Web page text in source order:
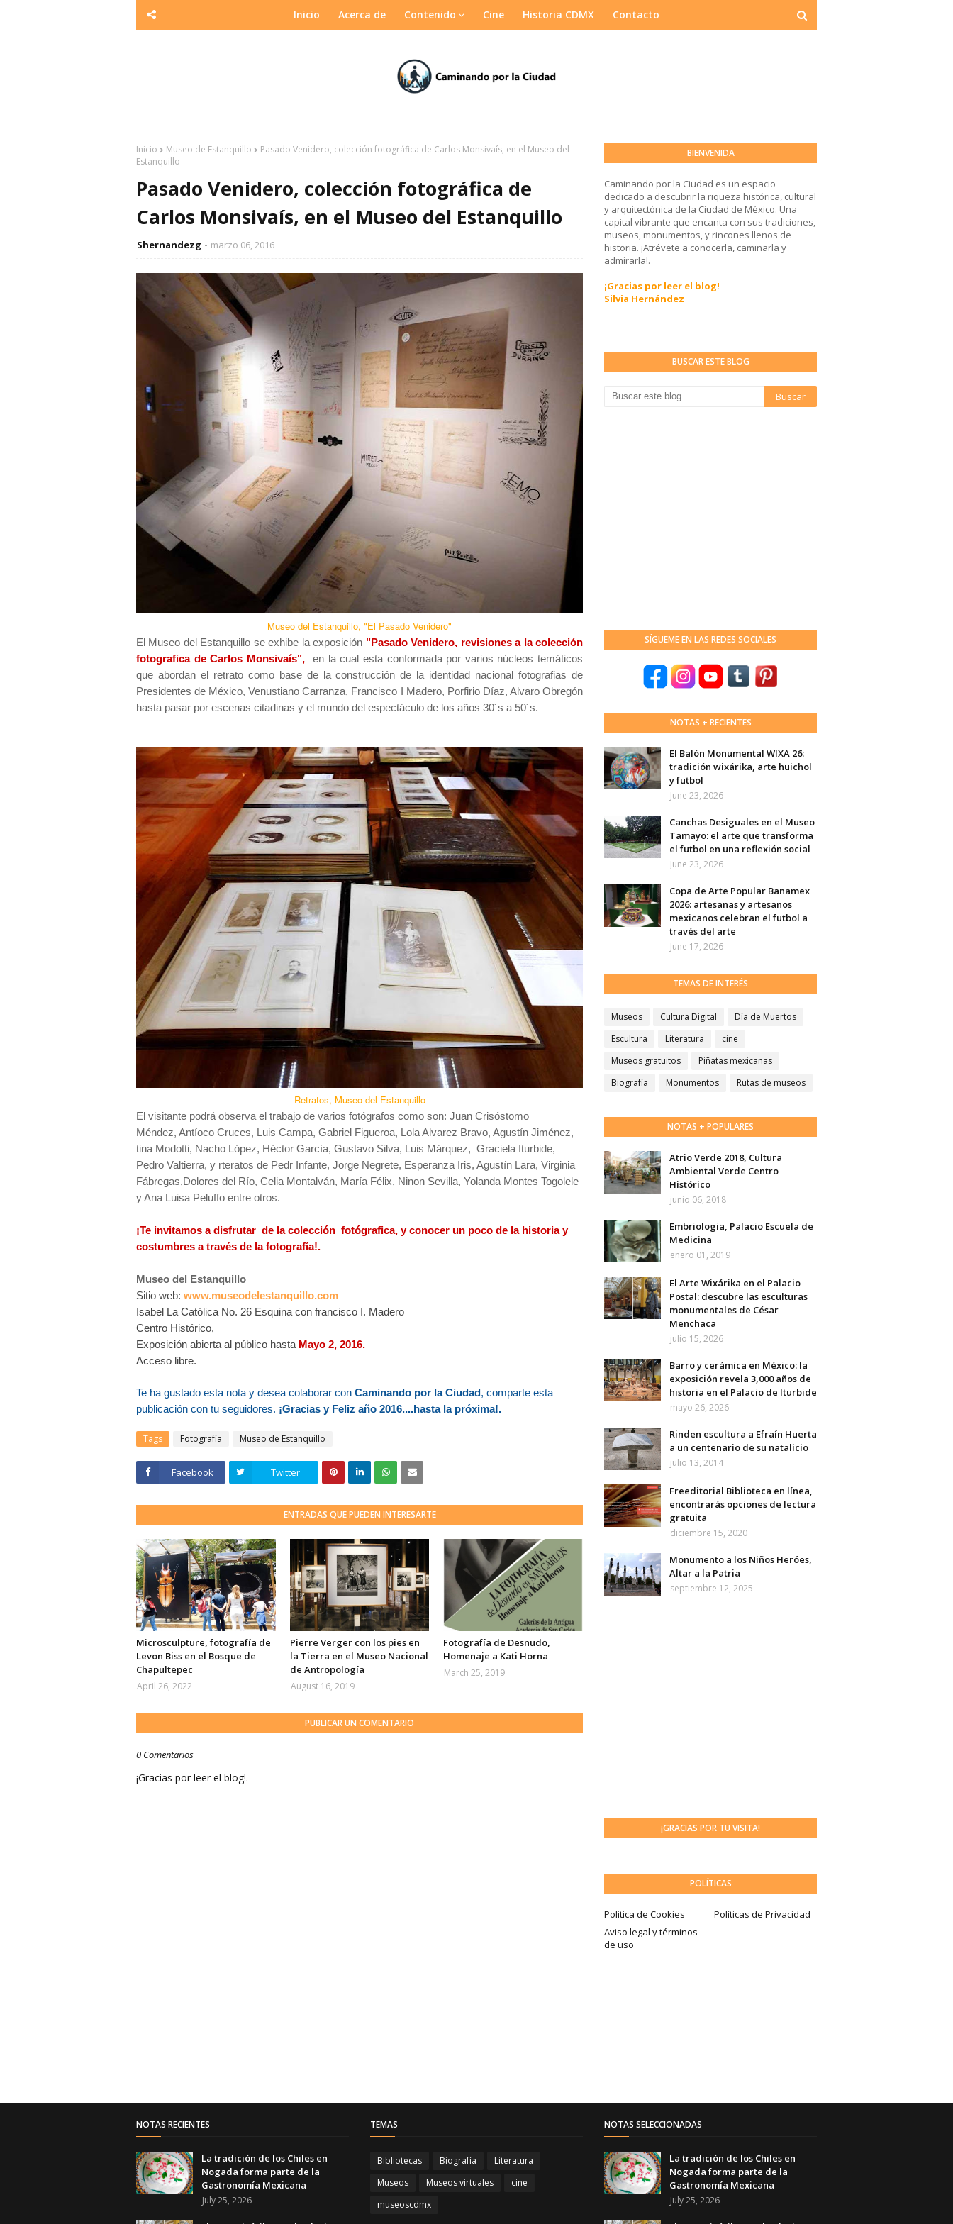
Inicio Acerca de Contenido Cine Historia CDMX Contacto
Inicio Museo de Estanquillo
Pasado Venidero, colección fotográfica de Carlos Monsivaís, en el Museo del
Estanquillo
Pasado Venidero, colección fotográfica de
Carlos Monsivaís, en el Museo del Estanquillo
Shernandezg marzo 06, 2016
Museo del Estanquillo, "El Pasado Venidero"
El Museo del Estanquillo se exhibe la exposición "Pasado Venidero, revisiones a la colección
fotografica de Carlos Monsivaís",en la cual esta conformada por varios núcleos temáticos
que abordan el retrato como base de la construcción de la identidad nacional fotografias de
Presidentes de México, Venustiano Carranza, Francisco I Madero, Porfirio Díaz, Alvaro Obregón
hasta pasar por escenas citadinas y el mundo del espectáculo de los años 30´s a 50´s.
Retratos, Museo del Estanquillo
El visitante podrá observa el trabajo de varios fotógrafos como son: Juan Crisóstomo
Méndez, Antíoco Cruces, Luis Campa, Gabriel Figueroa, Lola Alvarez Bravo, Agustín Jiménez,
tina Modotti, Nacho López, Héctor García, Gustavo Silva, Luis Márquez, Graciela Iturbide,
Pedro Valtierra, y rteratos de Pedr Infante, Jorge Negrete, Esperanza Iris, Agustín Lara, Virginia
Fábregas,Dolores del Río, Celia Montalván, María Félix, Ninon Sevilla, Yolanda Montes Togolele
y Ana Luisa Peluffo entre otros.
¡Te invitamos a disfrutar de la colección fotógrafica, y conocer un poco de la historia y
costumbres a través de la fotografía!.
Museo del Estanquillo
Sitio web: www.museodelestanquillo.com
Isabel La Católica No. 26 Esquina con francisco I. Madero
Centro Histórico,
Exposición abierta al público hasta Mayo 2, 2016.
Acceso libre.
Te ha gustado esta nota y desea colaborar con Caminando por la Ciudad, comparte esta
publicación con tu seguidores. ¡Gracias y Feliz año 2016....hasta la próxima!.
Tags Fotografía Museo de Estanquillo
Facebook Twitter
ENTRADAS QUE PUEDEN INTERESARTE
Microsculpture, fotografía de
Levon Biss en el Bosque de
Chapultepec
April 26, 2022
Pierre Verger con los pies en
la Tierra en el Museo Nacional
de Antropología
August 16, 2019
Fotografía de Desnudo,
Homenaje a Kati Horna
March 25, 2019
PUBLICAR UN COMENTARIO
0 Comentarios
¡Gracias por leer el blog!.
BIENVENIDA
Caminando por la Ciudad es un espacio
dedicado a descubrir la riqueza histórica, cultural
y arquitectónica de la Ciudad de México. Una
capital vibrante que encanta con sus tradiciones,
museos, monumentos, y rincones llenos de
historia. ¡Atrévete a conocerla, caminarla y
admirarla!.
¡Gracias por leer el blog!
Silvia Hernández
BUSCAR ESTE BLOG
SÍGUEME EN LAS REDES SOCIALES
NOTAS + RECIENTES
El Balón Monumental WIXA 26:
tradición wixárika, arte huichol
y futbol
June 23, 2026
Canchas Desiguales en el Museo
Tamayo: el arte que transforma
el futbol en una reflexión social
June 23, 2026
Copa de Arte Popular Banamex
2026: artesanas y artesanos
mexicanos celebran el futbol a
través del arte
June 17, 2026
TEMAS DE INTERÉS
Museos Cultura Digital
Día de Muertos
Escultura
Literatura
cine
Museos gratuitos
Piñatas mexicanas
Biografía
Monumentos Rutas de museos
NOTAS + POPULARES
Atrio Verde 2018, Cultura
Ambiental Verde Centro
Histórico
junio 06, 2018
Embriologia, Palacio Escuela de
Medicina
enero 01, 2019
El Arte Wixárika en el Palacio
Postal: descubre las esculturas
monumentales de César
Menchaca
julio 15, 2026
Barro y cerámica en México: la
exposición revela 3,000 años de
historia en el Palacio de Iturbide
mayo 26, 2026
Rinden escultura a Efraín Huerta
a un centenario de su natalicio
julio 13, 2014
Freeditorial Biblioteca en línea,
encontrarás opciones de lectura
gratuita
diciembre 15, 2020
Monumento a los Niños Heróes,
Altar a la Patria
septiembre 12, 2025
¡GRACIAS POR TU VISITA!
POLÍTICAS
Politica de Cookies
Políticas de Privacidad
Aviso legal y términos
de uso
NOTAS RECIENTES
La tradición de los Chiles en
Nogada forma parte de la
Gastronomía Mexicana
July 25, 2026
TEMAS
Bibliotecas Biografía
Literatura
Museos
Museos virtuales
cine
museoscdmx
NOTAS SELECCIONADAS
La tradición de los Chiles en
Nogada forma parte de la
Gastronomía Mexicana
July 25, 2026